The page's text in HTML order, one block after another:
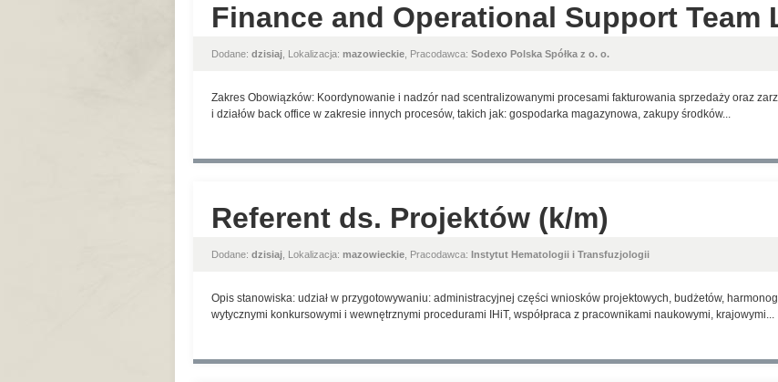
Finance and Operational Support Team
Dodane: dzisiaj , Lokalizacja: mazowieckie , Pracodawca: Sodexo Polska Spółka z o. o.
Zakres Obowiązków: Koordynowanie i nadzór nad scentralizowanymi procesami fakturowania sprzedaży oraz
i działów back office w zakresie innych procesów, takich jak: gospodarka magazynowa, zakupy środków...
Referent ds. Projektów (k/m)
Dodane: dzisiaj , Lokalizacja: mazowieckie , Pracodawca: Instytut Hematologii i Transfuzjologii
Opis stanowiska: udział w przygotowywaniu: administracyjnej części wniosków projektowych, budżetów,
wytycznymi konkursowymi i wewnętrznymi procedurami IHiT, współpraca z pracownikami naukowymi, krajowymi...